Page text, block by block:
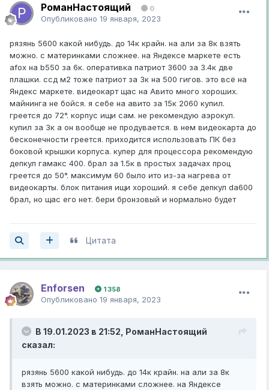
РоманНастоящий 0
Опубликовано 19 января, 2023
рязянь 5600 какой нибудь. до 14к крайн. на али за 8к взять
можно. с материнками сложнее. на Яндексе маркете есть
afox на b550 за 6к. оперативка патриот 3600 за 3.4к две
плашки. ссд м2 тоже патриот за 3к на 500 гигов. это всё на
Яндекс маркете. видеокарт щас на Авито много хороших.
майнинга не бойся. я себе на авито за 15к 2060 купил.
греется до 72°. корпус ищи сам. не рекомендую аэрокул.
купил за 3к а он вообще не продувается. в нем видеокарта до
бесконечности греется. приходится использовать ПК без
боковой крышки корпуса. кулер для процессора рекомендую
депкул гамакс 400. брал за 1.5к в простых задачах проц
греется до 50°. максимум 60 было ито из-за нагрева от
видеокарты. блок питания ищи хороший. я себе депкул da600
брал, но щас его нет. бери бронзовый и нормально будет
Цитата
Enforsen 1 358
Опубликовано 19 января, 2023
В 19.01.2023 в 21:52, РоманНастоящий
сказал:
рязянь 5600 какой нибудь. до 14к крайн. на али за 8к
взять можно. с материнками сложнее. на Яндексе